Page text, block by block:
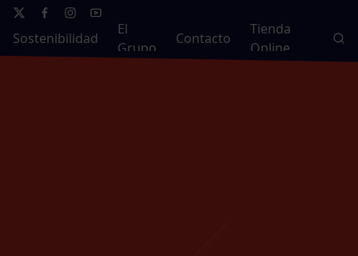
Sostenibilidad
El
Grupo
Contacto
Tienda
Online